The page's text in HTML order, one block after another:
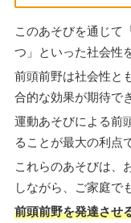
このあそびを通じて
つ」といった社会性
前頭前野は社会性と
合的な効果が期待で
運動あそびによる前
ることが最大の利点
これらのあそびは、
しながら、ご家庭で
前頭前野を発達させ